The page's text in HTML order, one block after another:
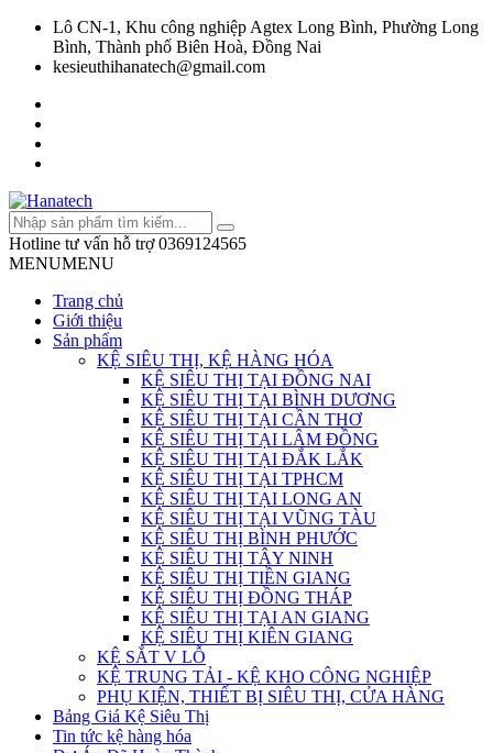
Lô CN-1, Khu công nghiệp Agtex Long Bình, Phường Long
Bình, Thành phố Biên Hoà, Đồng Nai
kesieuthihanatech@gmail.com
Hotline tư vấn hỗ trợ 0369124565
MENUMENU
Trang chủ
Giới thiệu
Sản phẩm
KỆ SIÊU THỊ, KỆ HÀNG HÓA
KỆ SIÊU THỊ TẠI ĐỒNG NAI
KỆ SIÊU THỊ TẠI BÌNH DƯƠNG
KỆ SIÊU THỊ TẠI CẦN THƠ
KỆ SIÊU THỊ TẠI LÂM ĐỒNG
KỆ SIÊU THỊ TẠI ĐẮK LẮK
KỆ SIÊU THỊ TẠI TPHCM
KỆ SIÊU THỊ TẠI LONG AN
KỆ SIÊU THỊ TẠI VŨNG TÀU
KỆ SIÊU THỊ BÌNH PHƯỚC
KỆ SIÊU THỊ TÂY NINH
KỆ SIÊU THỊ TIỀN GIANG
KỆ SIÊU THỊ ĐỒNG THÁP
KỆ SIÊU THỊ TẠI AN GIANG
KỆ SIÊU THỊ KIÊN GIANG
KỆ SẮT V LỖ
KỆ TRUNG TẢI - KỆ KHO CÔNG NGHIỆP
PHỤ KIỆN, THIẾT BỊ SIÊU THỊ, CỬA HÀNG
Bảng Giá Kệ Siêu Thị
Tin tức kệ hàng hóa